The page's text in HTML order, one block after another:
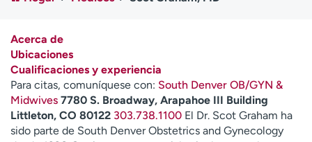
Ready. Set. CO.
Ensayos clínicos
Atención a medios de
comunicación
Contáctenos Noticias e historias
A
y
Acerca de
Ubicaciones
Cualificaciones y experiencia
Para citas, comuníquese con: South Denver OB/GYN &
Midwives 7780 S. Broadway, Arapahoe III Building
Littleton, CO 80122 303.738.1100 El Dr. Scot Graham ha
sido parte de South Denver Obstetrics and Gynecology